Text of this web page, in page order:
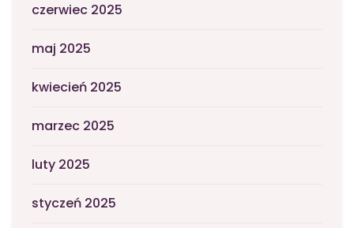
czerwiec 2025
maj 2025
kwiecień 2025
marzec 2025
luty 2025
styczeń 2025